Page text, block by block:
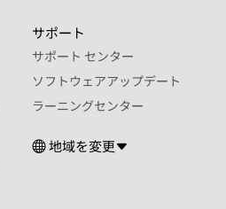
サポート
サポート センター
ソフトウェアアップデート
ラーニングセンター
地域を変更